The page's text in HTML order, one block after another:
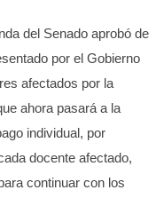
del Senado aprobó de
por el Gobierno
afectados por la
ahora pasará a la
individual, por
docente afectado,
continuar con los